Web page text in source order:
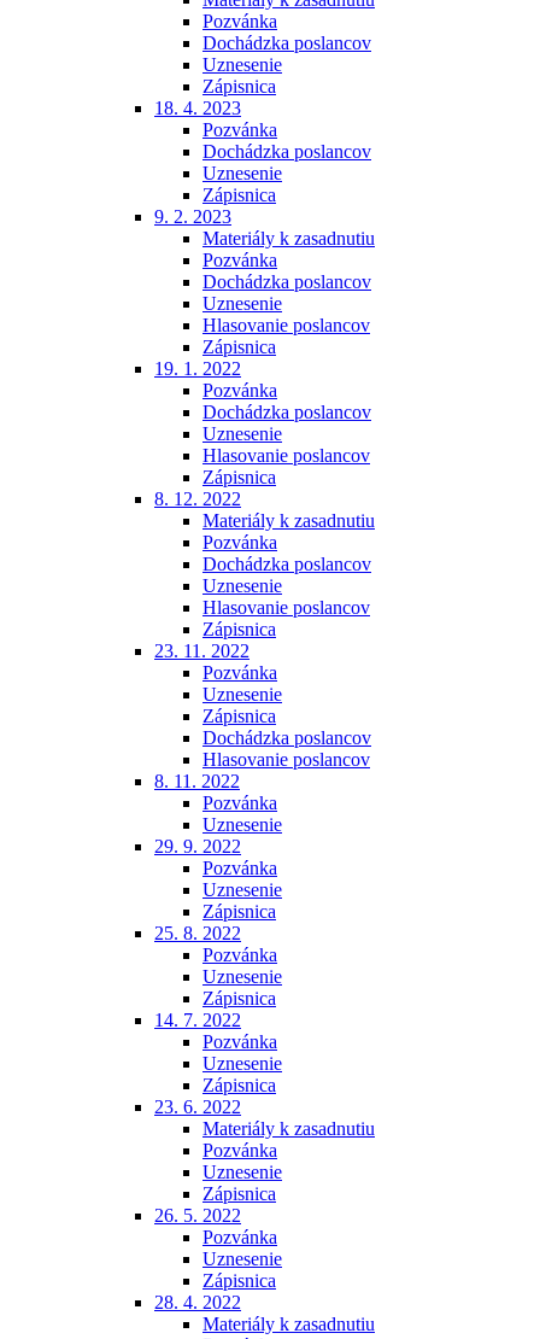
Pozvánka
Dochádzka poslancov
Uznesenie
Zápisnica
18. 4. 2023
Pozvánka
Dochádzka poslancov
Uznesenie
Zápisnica
9. 2. 2023
Materiály k zasadnutiu
Pozvánka
Dochádzka poslancov
Uznesenie
Hlasovanie poslancov
Zápisnica
19. 1. 2022
Pozvánka
Dochádzka poslancov
Uznesenie
Hlasovanie poslancov
Zápisnica
8. 12. 2022
Materiály k zasadnutiu
Pozvánka
Dochádzka poslancov
Uznesenie
Hlasovanie poslancov
Zápisnica
23. 11. 2022
Pozvánka
Uznesenie
Zápisnica
Dochádzka poslancov
Hlasovanie poslancov
8. 11. 2022
Pozvánka
Uznesenie
29. 9. 2022
Pozvánka
Uznesenie
Zápisnica
25. 8. 2022
Pozvánka
Uznesenie
Zápisnica
14. 7. 2022
Pozvánka
Uznesenie
Zápisnica
23. 6. 2022
Materiály k zasadnutiu
Pozvánka
Uznesenie
Zápisnica
26. 5. 2022
Pozvánka
Uznesenie
Zápisnica
28. 4. 2022
Materiály k zasadnutiu